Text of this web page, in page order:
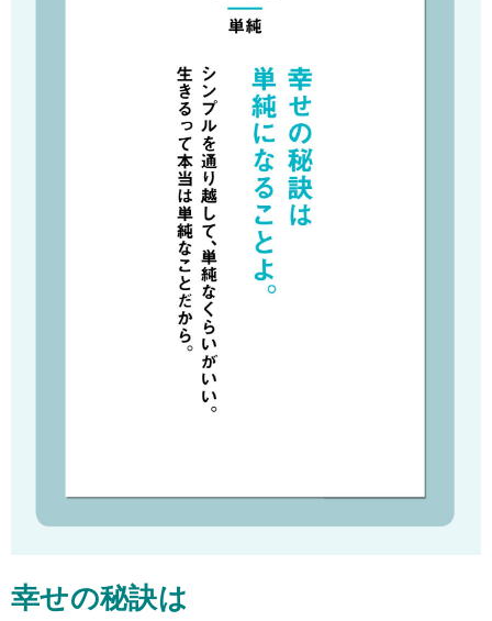
幸せの秘訣は